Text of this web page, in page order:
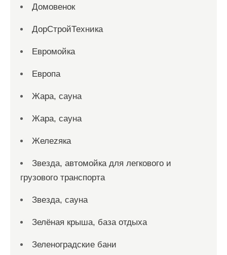
Домовенок
ДорСтройТехника
Евромойка
Европа
Жара, сауна
Жара, сауна
Желеzяка
Звезда, автомойка для легкового и
грузового транспорта
Звезда, сауна
Зелёная крыша, база отдыха
Зеленоградские бани